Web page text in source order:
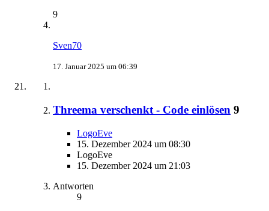
9
Sven70
17. Januar 2025 um 06:39
Threema verschenkt - Code einlösen 9
LogoEve
15. Dezember 2024 um 08:30
LogoEve
15. Dezember 2024 um 21:03
Antworten
9